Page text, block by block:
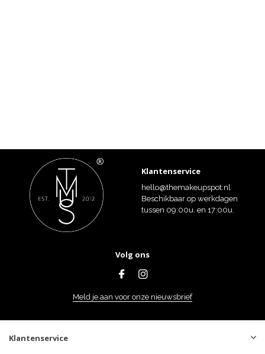
Klantenservice
hello@themakeupspot.nl
Beschikbaar op werkdagen
tussen 09:00u. en 17:00u.
Volg ons
Meld je aan voor onze nieuwsbrief
Klantenservice